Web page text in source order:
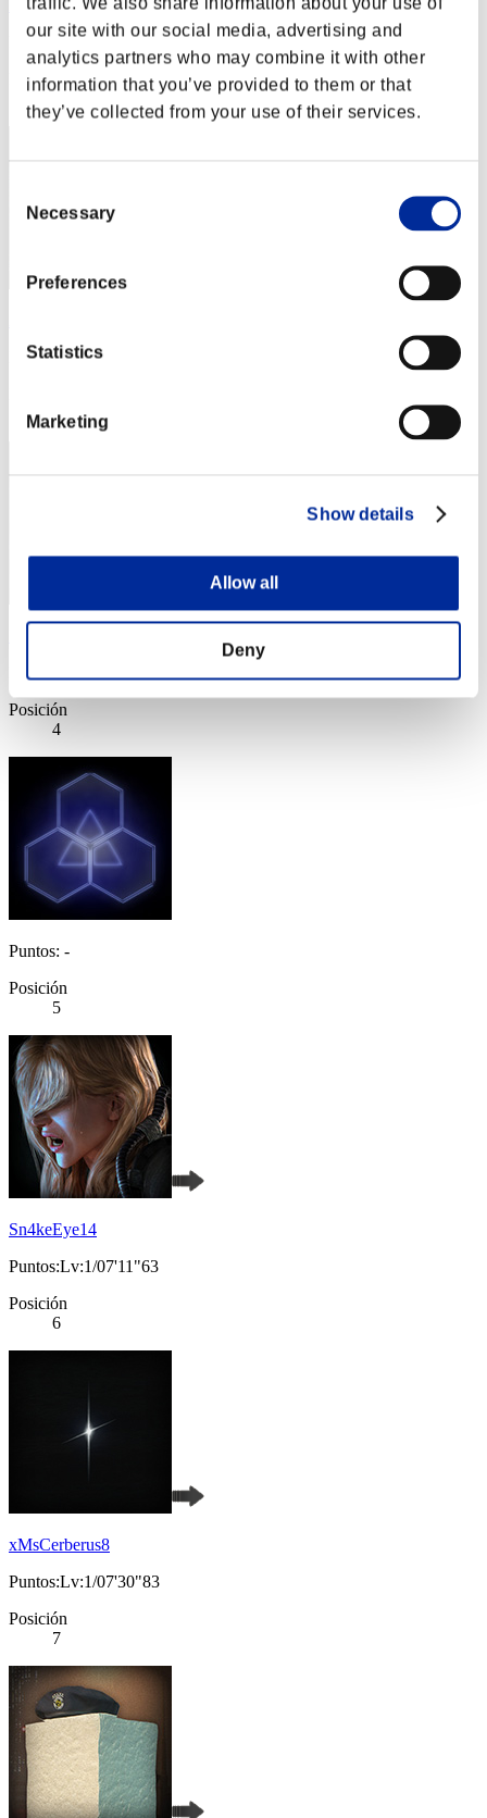
our site with our social media, advertising and
analytics partners who may combine it with other
information that you’ve provided to them or that
they’ve collected from your use of their services.
Selection
Necessary
Preferences
Statistics
Marketing
Show details
Allow all
Deny
Rudis
Puntos:Lv:1/01'51"42
Posición
Puntos:Lv:1/01'58"93
3
Puntos:Lv:1/04'28"71
Posición
4
Puntos: -
Posición
5
Sn4keEye14
Puntos:Lv:1/07'11"63
Posición
6
xMsCerberus8
Puntos:Lv:1/07'30"83
Posición
7